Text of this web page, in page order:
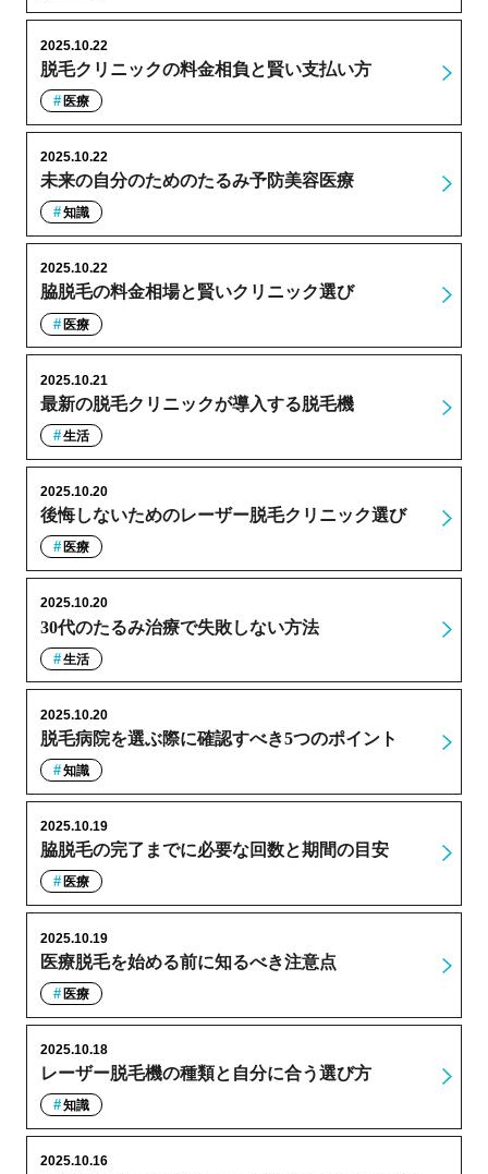
脱毛クリニックの料金相負と賢い支払い方
2025.10.22
医療
未来の自分のためのたるみ予防美容医療
2025.10.22
知識
脇脱毛の料金相場と賢いクリニック選び
2025.10.22
医療
最新の脱毛クリニックが導入する脱毛機
2025.10.21
生活
後悔しないためのレーザー脱毛クリニック選び
2025.10.20
医療
30代のたるみ治療で失敗しない方法
2025.10.20
生活
脱毛病院を選ぶ際に確認すべき5つのポイント
2025.10.20
知識
脇脱毛の完了までに必要な回数と期間の目安
2025.10.19
医療
医療脱毛を始める前に知るべき注意点
2025.10.19
医療
レーザー脱毛機の種類と自分に合う選び方
2025.10.18
知識
2025.10.16